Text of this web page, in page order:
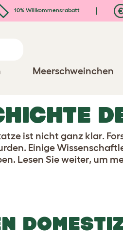
10% Willkommensrabatt
Meerschweinchen
ist nicht ganz klar.
Einige
Lesen Sie weiter, um